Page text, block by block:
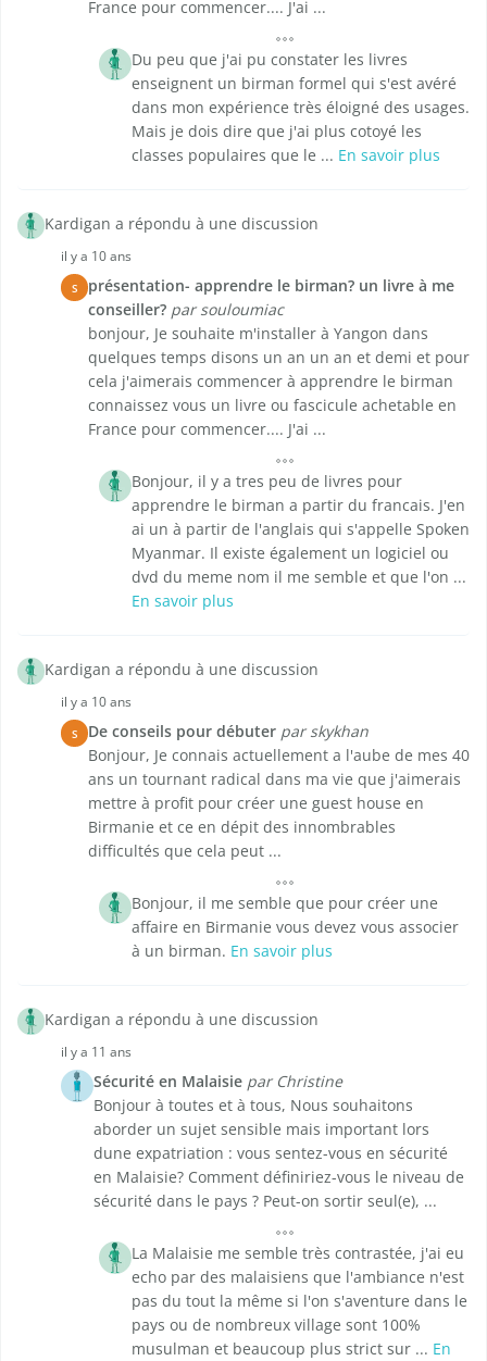
France pour commencer.... J'ai ...
Du peu que j'ai pu constater les livres
enseignent un birman formel qui s'est avéré
dans mon expérience très éloigné des usages.
Mais je dois dire que j'ai plus cotoyé les
classes populaires que le ... En savoir plus
Kardigan a répondu à une discussion
il y a 10 ans
S
présentation- apprendre le birman? un livre à me
conseiller? par souloumiac
bonjour, Je souhaite m'installer à Yangon dans
quelques temps disons un an un an et demi et pour
cela j'aimerais commencer à apprendre le birman
connaissez vous un livre ou fascicule achetable en
France pour commencer.... J'ai ...
Bonjour, il y a tres peu de livres pour
apprendre le birman a partir du francais. J'en
ai un à partir de l'anglais qui s'appelle Spoken
Myanmar. Il existe également un logiciel ou
dvd du meme nom il me semble et que l'on ...
En savoir plus
Kardigan a répondu à une discussion
il y a 10 ans
S De conseils pour débuter par skykhan
Bonjour, Je connais actuellement a l'aube de mes 40
ans un tournant radical dans ma vie que j'aimerais
mettre à profit pour créer une guest house en
Birmanie et ce en dépit des innombrables
difficultés que cela peut ...
Bonjour, il me semble que pour créer une
affaire en Birmanie vous devez vous associer
à un birman. En savoir plus
Kardigan a répondu à une discussion
il y a 11 ans
Sécurité en Malaisie par Christine
Bonjour à toutes et à tous, Nous souhaitons
aborder un sujet sensible mais important lors
dune expatriation : vous sentez-vous en sécurité
en Malaisie? Comment définiriez-vous le niveau de
sécurité dans le pays ? Peut-on sortir seul(e), ...
La Malaisie me semble très contrastée, j'ai eu
echo par des malaisiens que l'ambiance n'est
pas du tout la même si l'on s'aventure dans le
pays ou de nombreux village sont 100%
musulman et beaucoup plus strict sur ... En